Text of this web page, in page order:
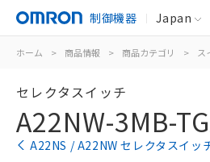
制御機器 Japan
ホーム > 商品情報 > 商品カテゴリ > ス
セレクタスイッチ
A22NW-3MB-
A22NS / A22NW セレクタスイッ